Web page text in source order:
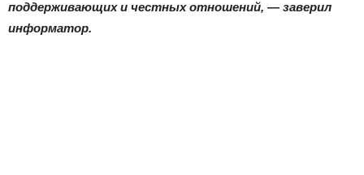
поддерживающих и честных отношений, — заверил
информатор.